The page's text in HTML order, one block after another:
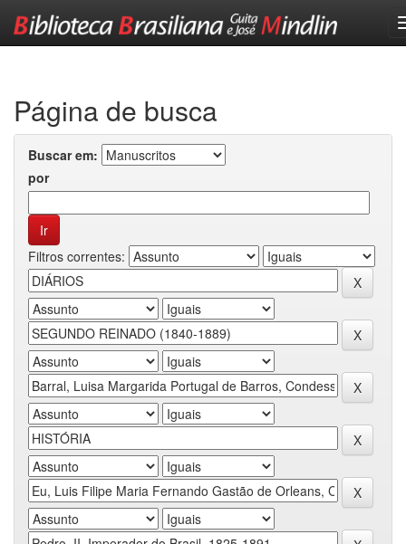
Página de busca
Buscar em:
por
Filtros correntes: